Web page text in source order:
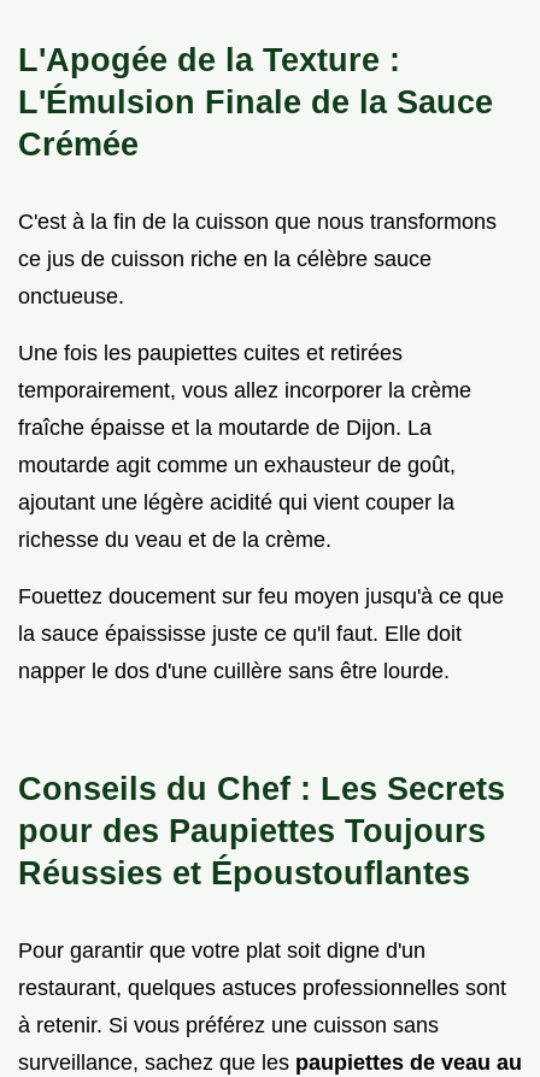
L'Apogée de la Texture :
L'Émulsion Finale de la Sauce
Crémée
C'est à la fin de la cuisson que nous transformons
ce jus de cuisson riche en la célèbre sauce
onctueuse.
Une fois les paupiettes cuites et retirées
temporairement, vous allez incorporer la crème
fraîche épaisse et la moutarde de Dijon. La
moutarde agit comme un exhausteur de goût,
ajoutant une légère acidité qui vient couper la
richesse du veau et de la crème.
Fouettez doucement sur feu moyen jusqu'à ce que
la sauce épaississe juste ce qu'il faut. Elle doit
napper le dos d'une cuillère sans être lourde.
Conseils du Chef : Les Secrets
pour des Paupiettes Toujours
Réussies et Époustouflantes
Pour garantir que votre plat soit digne d'un
restaurant, quelques astuces professionnelles sont
à retenir. Si vous préférez une cuisson sans
surveillance, sachez que les paupiettes de veau au